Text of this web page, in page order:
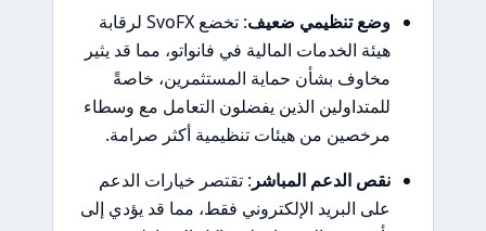
وضع تنظيمي ضعيف
: تخضع SvoFX لرقابة
هيئة الخدمات المالية في فانواتو، مما قد يثير
مخاوف بشأن حماية المستثمرين، خاصةً
للمتداولين الذين يفضلون التعامل مع وسطاء
مرخصين من هيئات تنظيمية أكثر صرامة.
نقص الدعم المباشر : تقتصر خيارات الدعم
على البريد الإلكتروني فقط، مما قد يؤدي إلى